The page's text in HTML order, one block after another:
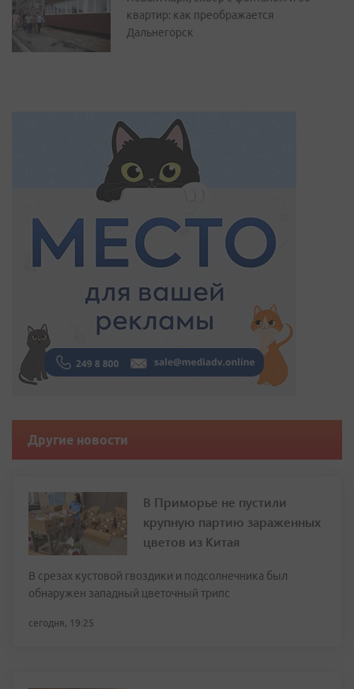
квартир: как преображается
Дальнегорск
Другие новости
В Приморье не пустили
крупную партию зараженных
цветов из Китая
В срезах кустовой гвоздики и подсолнечника был
обнаружен западный цветочный трипс
сегодня, 19:25